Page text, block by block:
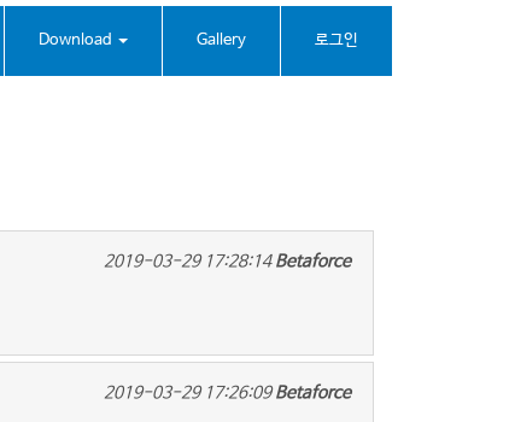
Download Gallery 로그인
2019-03-29 17:28:14 Betaforce
2019-03-29 17:26:09 Betaforce